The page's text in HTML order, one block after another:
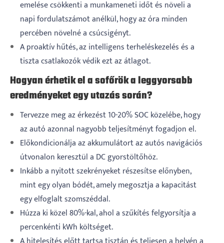
emelése csökkenti a munkameneti időt és növeli a
napi fordulatszámot anélkül, hogy az óra minden
percében növelné a csúcsigényt.
A proaktív hűtés, az intelligens terheléskezelés és a
tiszta csatlakozók védik ezt az átlagot.
Hogyan érhetik el a sofőrök a leggyorsabb
eredményeket egy utazás során?
Tervezze meg az érkezést 10-20% SOC közelébe, hogy
az autó azonnal nagyobb teljesítményt fogadjon el.
Előkondicionálja az akkumulátort az autós navigációs
útvonalon keresztül a DC gyorstöltőhöz.
Inkább a nyitott szekrényeket részesítse előnyben,
mint egy olyan bódét, amely megosztja a kapacitást
egy elfoglalt szomszéddal.
Húzza ki közel 80%-kal, ahol a szűkítés felgyorsítja a
percenkénti kWh költséget.